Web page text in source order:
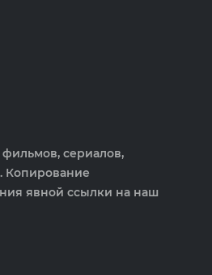
фильмов, сериалов,
Копирование
явной ссылки на наш